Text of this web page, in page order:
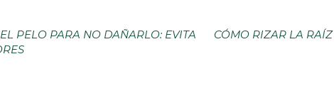
PELO PARA NO DAÑARLO: EVITA
CÓMO RIZAR LA